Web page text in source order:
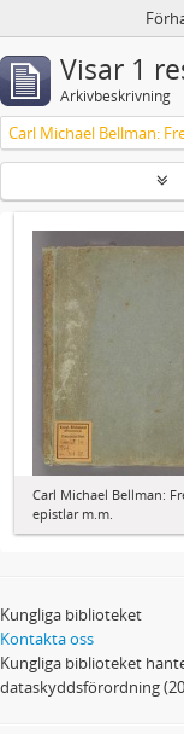
Visar 1
Arkivbeskrivning
Carl Michael Bellman:
epistlar m.m.
Kungliga biblioteket
Kontakta oss
Kungliga biblioteket
dataskyddsförordning